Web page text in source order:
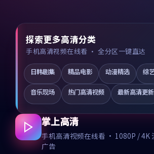
探索更多高清分类
手机高清视频在线看 · 全分区一键直达
日韩剧集 精品电影 动漫精选 综
音乐现场 热门高清视频 最新高清更新
掌上高清
手机高清视频在线看 · 1080P / 4K
广告